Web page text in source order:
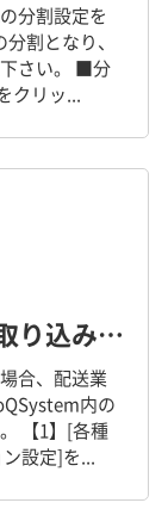
分割設定を
割となり、
さい。 ■分
クリッ...
【全モール共通】配送業者取り込みの変換設定について
合、配送業
内の
【1】[各種
設定]を...